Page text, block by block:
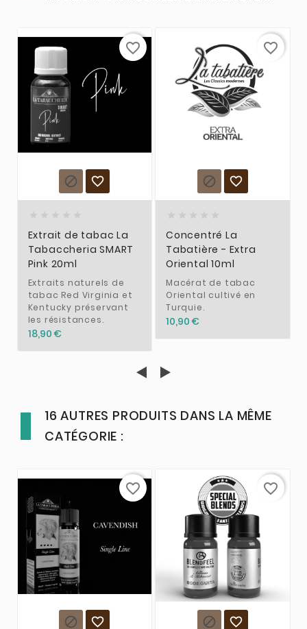
 
Extrait de tabac La
Tabaccheria SMART
Pink 20ml
Extraits naturels de
tabac Red Virginia et
Kentucky préservant
les résistances.
18,90 €
favorite_border
 
Concentré La
Tabatière - Extra
Oriental 10ml
Macérat de tabac
Oriental cultivé en
Turquie.
10,90 €
favorite_border
16 AUTRES PRODUITS DANS LA MÊME
CATÉGORIE :
 
favorite_border
 
favorite_border